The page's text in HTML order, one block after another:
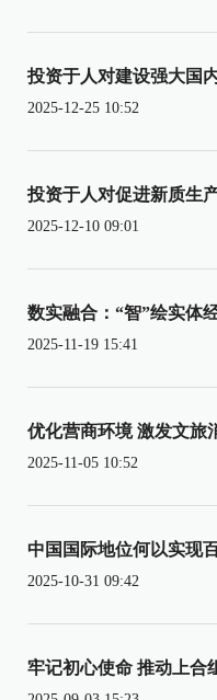
投资于人对建设强大国
2025-12-25 10:52
投资于人对促进新质生
2025-12-10 09:01
数实融合：“智”绘实体
2025-11-19 15:41
优化营商环境 激发文旅
2025-11-05 10:52
中国国际地位何以实现
2025-10-31 09:42
牢记初心使命 推动上合